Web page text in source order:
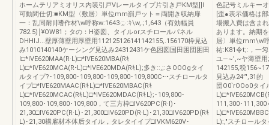
ホームテリアミオリス内装引戸Vレールタイプ片引き戸KM型]]I
可動間仕切:■KM型〈敷居〉単位mm罰戸ット＝両開き収納扉
一：乱同耐|l]嗜作材\w呼称w:1643·;;·:ｷ\w,.;1,643（有効幅員
782.5)￨¥OW81；タの：H姿図、タイルorスチロールパネル
DHHIJ...壁厚薄壁用厚壁用112125126141142155,.156170枠見込
み1010140140ケーシング見込み24312431ケ色困図国田困団困田
I□*IVE620MAA(R·L)□*IVE620MBA(Rｷ
L)□*IVE620MCA(R•L)□*IVE620MDA(RｷL);多き::,;:さOOOgタイ
ルタイプ?･109,800･109,800･109,800･109,800C•-•スチロールタ
イプ□*IVE620MAAC(RｷL)□*IVE620MBAC(Rｷ
L)□*IVE620MCAC(RｷL)□*IVE620MDAC(RｷL};･109,800･
109,800･109,800･109,800，て三方枠□IV620PC(R·l)･
21,30□IV620PC(R·L)･21,300□IV620PD(R·L)･21,30□IV620PD(Rｷ
L)･21,30構雇材本体后タイル，タレタイイプ□IVKM620V･
色記号ミルキー
[歪●表示価格は
場搬入費は含ま
あります。納期
居〉単位mm\w
祐:K81令t;:，一
ユ—~',~ヤ薄壁用
142155,税
見込み24”',31的
団O0`rOOo0タイ
111,300･
L):,"スチロール